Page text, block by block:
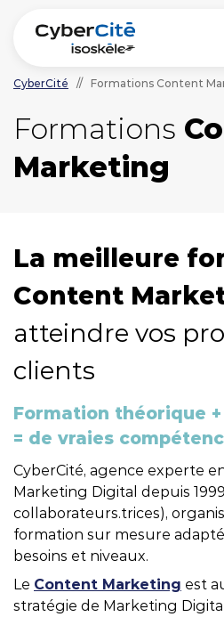
ACCÉDER DIRECTEMENT
Nos expertises
L'agence
DIRECTEMENT AVANT
CyberCité // Formations Content
Formations
Marketing
La meilleure
Content
atteindre vos
clients
Formation théorique
= de vraies
CyberCité, agence experte
Marketing Digital depuis
collaborateurs.trices),
formation sur mesure
besoins et niveaux.
Le Content Marketing est
stratégie de Marketing